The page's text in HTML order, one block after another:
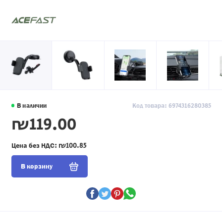
В наличии Код товара: 6974316280385
₪119.00
Цена без НДС: ₪100.85
В корзину